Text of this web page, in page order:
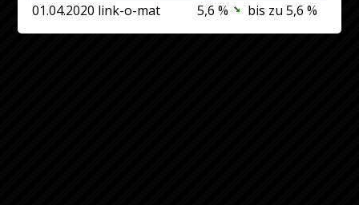
01.04.2020 link-o-mat 5,6 % bis zu 5,6 %